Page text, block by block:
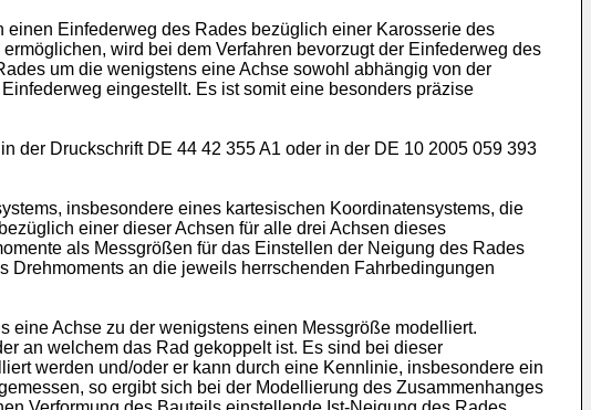
Einfederweg des Rades bezüglich einer Karosserie des
wird bei dem Verfahren bevorzugt der Einfederweg des
um die wenigstens eine Achse sowohl abhängig von der
eingestellt. Es ist somit eine besonders präzise
der Druckschrift DE 44 42 355 A1 oder in der DE 10 2005 059 393
insbesondere eines kartesischen Koordinatensystems, die
einer dieser Achsen für alle drei Achsen dieses
als Messgrößen für das Einstellen der Neigung des Rades
Drehmoments an die jeweils herrschenden Fahrbedingungen
eine Achse zu der wenigstens einen Messgröße modelliert.
an welchem das Rad gekoppelt ist. Es sind bei dieser
werden und/oder er kann durch eine Kennlinie, insbesondere ein
so ergibt sich bei der Modellierung des Zusammenhanges